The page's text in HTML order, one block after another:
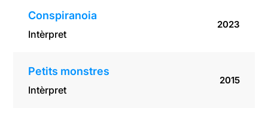
Conspiranoia
Intèrpret
2023
Petits monstres
Intèrpret
2015